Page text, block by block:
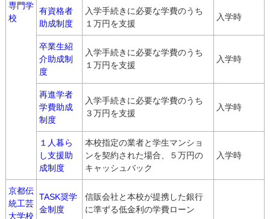
専門学
校
有資格者
助成制度
入学手続きに必要な学費のうち
１万円を支援
入学時
卒業生紹
介助成制
度
入学手続きに必要な学費のうち
１万円を支援
入学時
再進学者
学費助成
制度
入学手続きに必要な学費のうち
３万円を支援
入学時
１人暮ら
し支援助
成制度
本校指定の業者と学生マンショ
ンを契約された場合、５万円の
キャッシュバック
入学時
京都伝
統工芸
大学校
TASK奨学
金制度
信販会社と本校が提携した銀行
に準ずる低金利の学費ローン